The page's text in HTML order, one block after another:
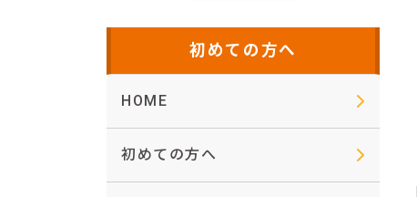
初めての方へ
HOME
初めての方へ